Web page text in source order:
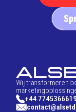
Wij transformeren
+44 7745366619